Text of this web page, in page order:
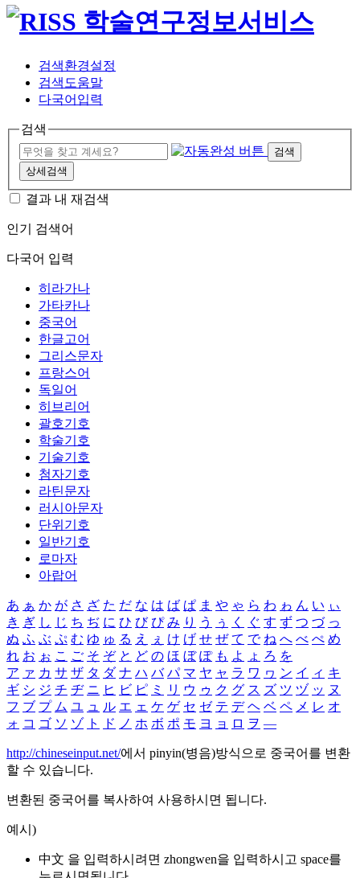
검색환경설정
검색도움말
다국어입력
검색
검색
상세검색
결과 내 재검색
인기 검색어
다국어 입력
히라가나
가타카나
중국어
한글고어
그리스문자
프랑스어
독일어
히브리어
괄호기호
학술기호
기술기호
첨자기호
라틴문자
러시아문자
단위기호
일반기호
로마자
아랍어
あ ぁ か が さ ざ た だ な は ば ぱ ま や ゃ ら わ ゎ ん い ぃ
き ぎ し じ ち ぢ に ひ び ぴ み り う ぅ く ぐ す ず つ づ っ
ぬ ふ ぶ ぷ む ゆ ゅ る え ぇ け げ せ ぜ て で ね へ べ ぺ め
れ お ぉ こ ご そ ぞ と ど の ほ ぼ ぽ も よ ょ ろ を
ア ァ カ サ ザ タ ダ ナ ハ バ パ マ ヤ ャ ラ ワ ヮ ン イ ィ キ
ギ シ ジ チ ヂ ニ ヒ ビ ピ ミ リ ウ ゥ ク グ ス ズ ツ ヅ ッ ヌ
フ ブ プ ム ユ ュ ル エ ェ ケ ゲ セ ゼ テ デ ヘ ベ ペ メ レ オ
ォ コ ゴ ソ ゾ ト ド ノ ホ ボ ポ モ ヨ ョ ロ ヲ ―
http://chineseinput.net/에서 pinyin(병음)방식으로 중국어를 변환
할 수 있습니다.
변환된 중국어를 복사하여 사용하시면 됩니다.
예시)
中文 을 입력하시려면 zhongwen을 입력하시고 space를